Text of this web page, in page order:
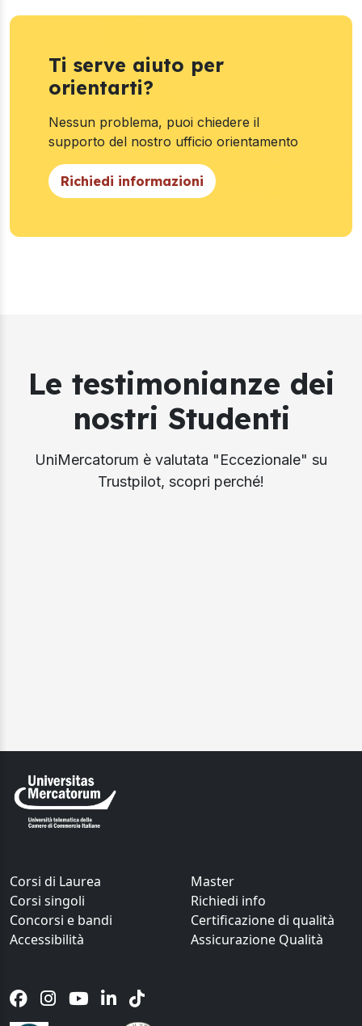
Ti serve aiuto per
orientarti?
Nessun problema, puoi chiedere il
supporto del nostro ufficio orientamento
Richiedi informazioni
Le testimonianze dei
nostri Studenti
UniMercatorum è valutata "Eccezionale" su
Trustpilot, scopri perché!
Corsi di Laurea
Master
Corsi singoli
Richiedi info
Concorsi e bandi
Certificazione di qualità
Accessibilità
Assicurazione Qualità